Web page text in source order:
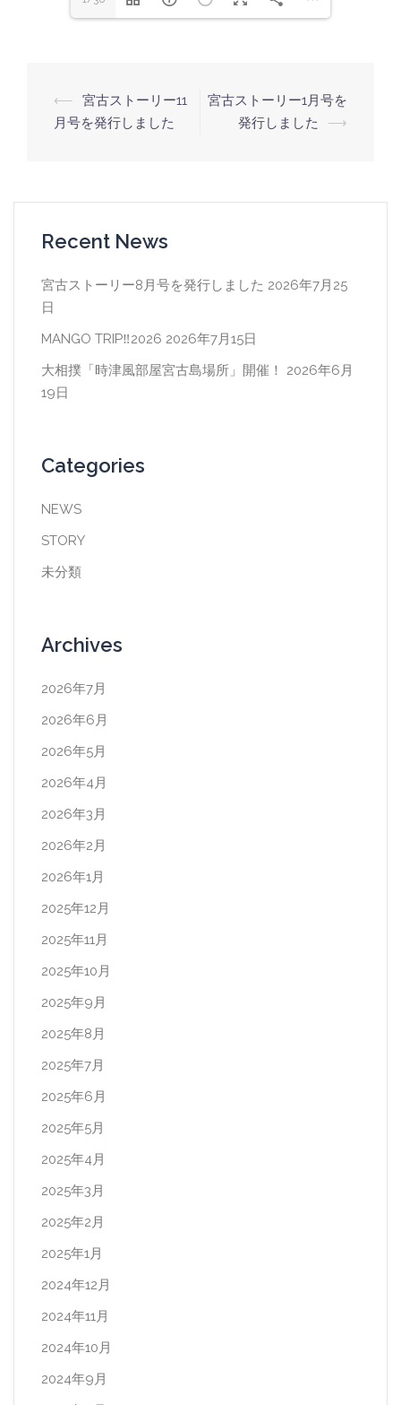
⟵
宮古ストーリー11
月号を発行しました
宮古ストーリー1月号を
発行しました
⟶
Recent News
宮古ストーリー8月号を発行しました 2026年7月25
日
MANGO TRIP‼2026 2026年7月15日
大相撲「時津風部屋宮古島場所」開催！
2026年6月
19日
Categories
NEWS
STORY
未分類
Archives
2026年7月
2026年6月
2026年5月
2026年4月
2026年3月
2026年2月
2026年1月
2025年12月
2025年11月
2025年10月
2025年9月
2025年8月
2025年7月
2025年6月
2025年5月
2025年4月
2025年3月
2025年2月
2025年1月
2024年12月
2024年11月
2024年10月
2024年9月